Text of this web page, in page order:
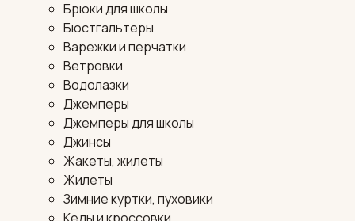
Брюки для школы
Бюстгальтеры
Варежки и перчатки
Ветровки
Водолазки
Джемперы
Джемперы для школы
Джинсы
Жакеты, жилеты
Жилеты
Зимние куртки, пуховики